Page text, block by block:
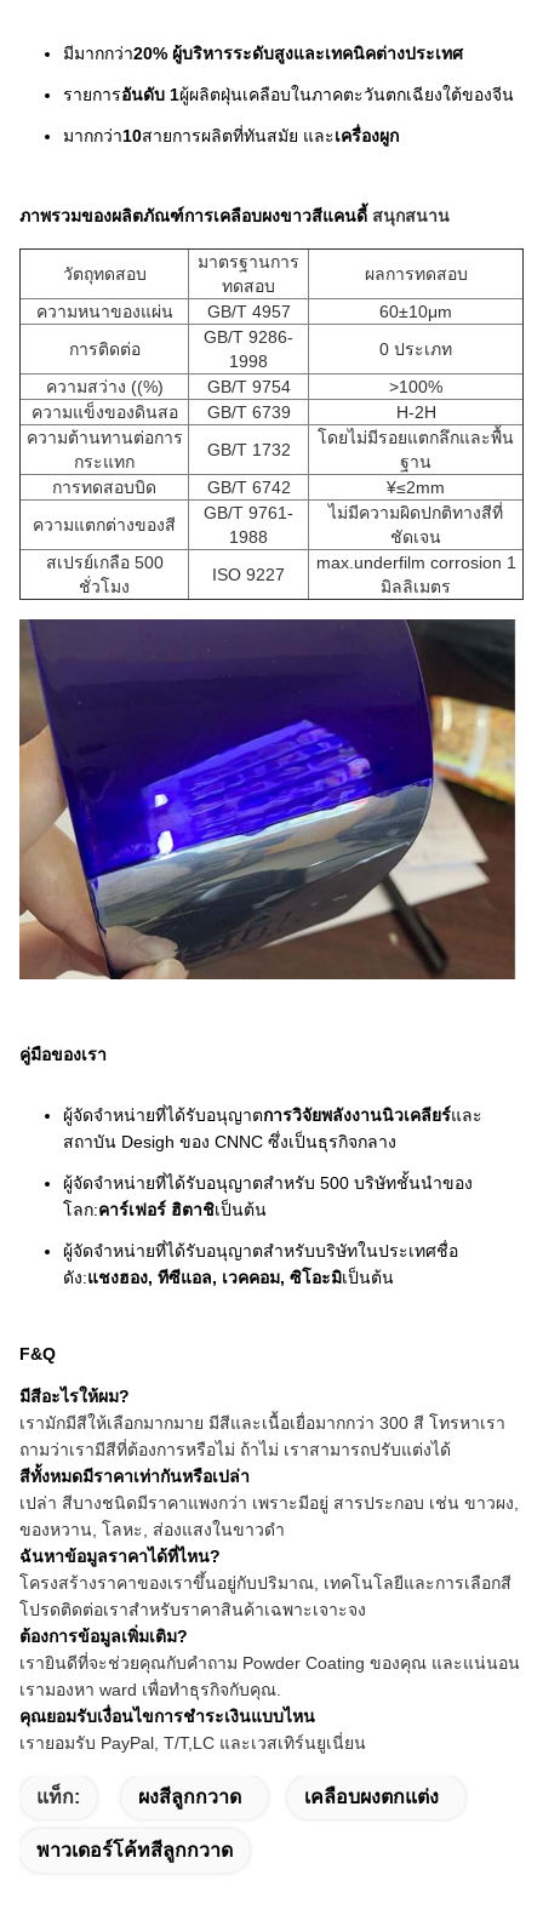
มีมากกว่า20% ผู้บริหารระดับสูงและเทคนิคต่างประเทศ
รายการอันดับ 1ผู้ผลิตฝุ่นเคลือบในภาคตะวันตกเฉียงใต้ของจีน
มากกว่า10สายการผลิตที่ทันสมัย และเครื่องผูก
ภาพรวมของผลิตภัณฑ์การเคลือบผงขาวสีแคนดี้ สนุกสนาน
วัตถุทดสอบ
มาตรฐานการ
ทดสอบ
ผลการทดสอบ
ความหนาของแผ่น
GB/T 4957
60±10μm
การติดต่อ
GB/T 9286-
1998
0 ประเภท
ความสว่าง ((%)
GB/T 9754
>100%
ความแข็งของดินสอ
GB/T 6739
H-2H
ความต้านทานต่อการ
กระแทก
GB/T 1732
โดยไม่มีรอยแตกลึกและพื้น
ฐาน
การทดสอบบิด
GB/T 6742
¥≤2mm
ความแตกต่างของสี
GB/T 9761-
1988
ไม่มีความผิดปกติทางสีที่
ชัดเจน
สเปรย์เกลือ 500
ชั่วโมง
ISO 9227
max.underfilm corrosion 1
มิลลิเมตร
คู่มือของเรา
ผู้จัดจําหน่ายที่ได้รับอนุญาตการวิจัยพลังงานนิวเคลียร์และ
สถาบัน Desigh ของ CNNC ซึ่งเป็นธุรกิจกลาง
ผู้จัดจําหน่ายที่ได้รับอนุญาตสําหรับ 500 บริษัทชั้นนําของ
โลก:คาร์เฟอร์ ฮิตาชิเป็นต้น
ผู้จัดจําหน่ายที่ได้รับอนุญาตสําหรับบริษัทในประเทศชื่อ
ดัง:แชงฮอง, ทีซีแอล, เวคคอม, ซิโอะมิเป็นต้น
F&Q
มีสีอะไรให้ผม?
เรามักมีสีให้เลือกมากมาย มีสีและเนื้อเยื่อมากกว่า 300 สี โทรหาเรา
ถามว่าเรามีสีที่ต้องการหรือไม่ ถ้าไม่ เราสามารถปรับแต่งได้
สีทั้งหมดมีราคาเท่ากันหรือเปล่า
เปล่า สีบางชนิดมีราคาแพงกว่า เพราะมีอยู่ สารประกอบ เช่น ขาวผง,
ของหวาน, โลหะ, ส่องแสงในขาวดํา
ฉันหาข้อมูลราคาได้ที่ไหน?
โครงสร้างราคาของเราขึ้นอยู่กับปริมาณ, เทคโนโลยีและการเลือกสี
โปรดติดต่อเราสําหรับราคาสินค้าเฉพาะเจาะจง
ต้องการข้อมูลเพิ่มเติม?
เรายินดีที่จะช่วยคุณกับคําถาม Powder Coating ของคุณ และแน่นอน
เรามองหา ward เพื่อทําธุรกิจกับคุณ.
คุณยอมรับเงื่อนไขการชําระเงินแบบไหน
เรายอมรับ PayPal, T/T,LC และเวสเทิร์นยูเนี่ยน
แท็ก: ผงสีลูกกวาด เคลือบผงตกแต่ง
พาวเดอร์โค้ทสีลูกกวาด